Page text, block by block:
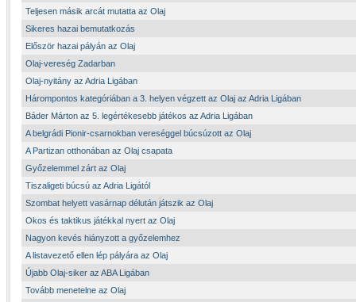
Teljesen másik arcát mutatta az Olaj
Sikeres hazai bemutatkozás
Először hazai pályán az Olaj
Olaj-vereség Zadarban
Olaj-nyitány az Adria Ligában
Hárompontos kategóriában a 3. helyen végzett az Olaj az Adria Ligában
Báder Márton az 5. legértékesebb játékos az Adria Ligában
A belgrádi Pionir-csarnokban vereséggel búcsúzott az Olaj
A Partizan otthonában az Olaj csapata
Győzelemmel zárt az Olaj
Tiszaligeti búcsú az Adria Ligától
Szombat helyett vasárnap délután játszik az Olaj
Okos és taktikus játékkal nyert az Olaj
Nagyon kevés hiányzott a győzelemhez
A listavezető ellen lép pályára az Olaj
Újabb Olaj-siker az ABA Ligában
Tovább menetelne az Olaj